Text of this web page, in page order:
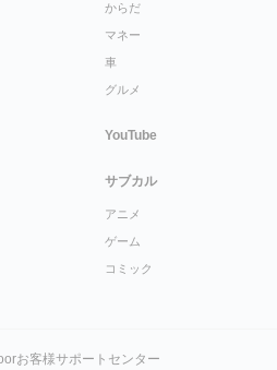
からだ
マネー
車
グルメ
YouTube
サブカル
アニメ
ゲーム
コミック
お客様サポートセンター